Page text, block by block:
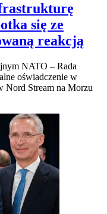
się ze
reakcją
NATO – Rada
oświadczenie w
Nord Stream na Morzu